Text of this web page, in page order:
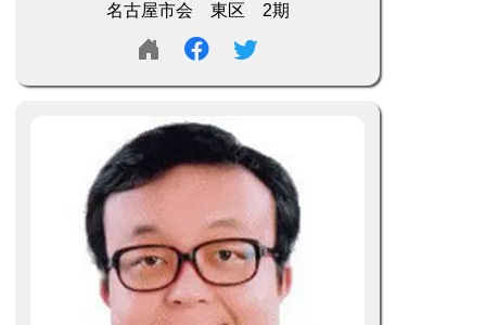
名古屋市会 東区 2期